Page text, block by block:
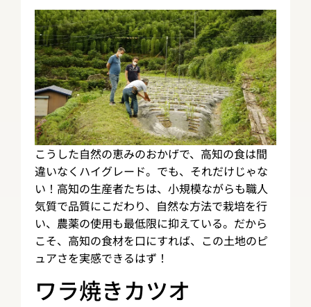
こうした自然の恵みのおかげで、高知の食は間
違いなくハイグレード。でも、それだけじゃな
い！高知の生産者たちは、小規模ながらも職人
気質で品質にこだわり、自然な方法で栽培を行
い、農薬の使用も最低限に抑えている。だから
こそ、高知の食材を口にすれば、この土地のピ
ュアさを実感できるはず！
ワラ焼きカツオ